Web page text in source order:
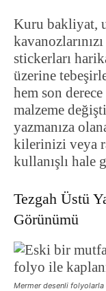
Kuru bakliyat,
stickerları
üzerine
hem son
malzeme
yazmanıza
kilerinizi veya
kullanışlı hale
Tezgah Üstü
Görünümü
Mermer desenli folyolarla